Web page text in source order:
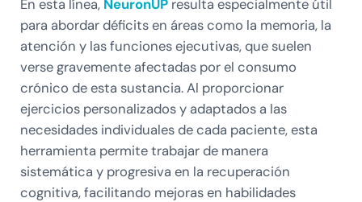
En esta línea, NeuronUP resulta especialmente útil
para abordar déficits en áreas como la memoria, la
atención y las funciones ejecutivas, que suelen
verse gravemente afectadas por el consumo
crónico de esta sustancia. Al proporcionar
ejercicios personalizados y adaptados a las
necesidades individuales de cada paciente, esta
herramienta permite trabajar de manera
sistemática y progresiva en la recuperación
cognitiva, facilitando mejoras en habilidades